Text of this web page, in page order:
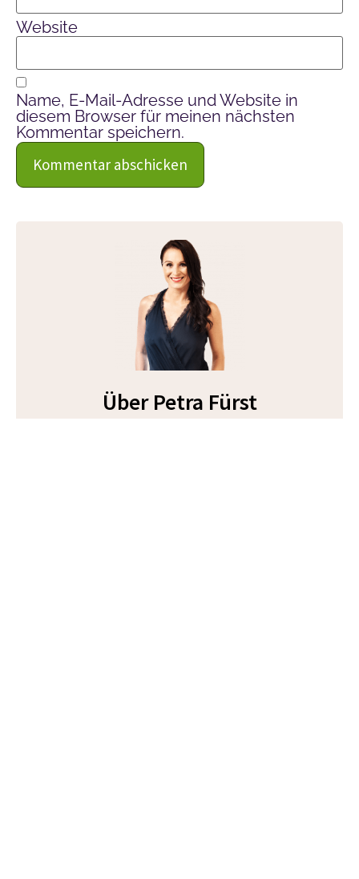
Website
Name, E-Mail-Adresse und Website in
diesem Browser für meinen nächsten
Kommentar speichern.
Über Petra Fürst